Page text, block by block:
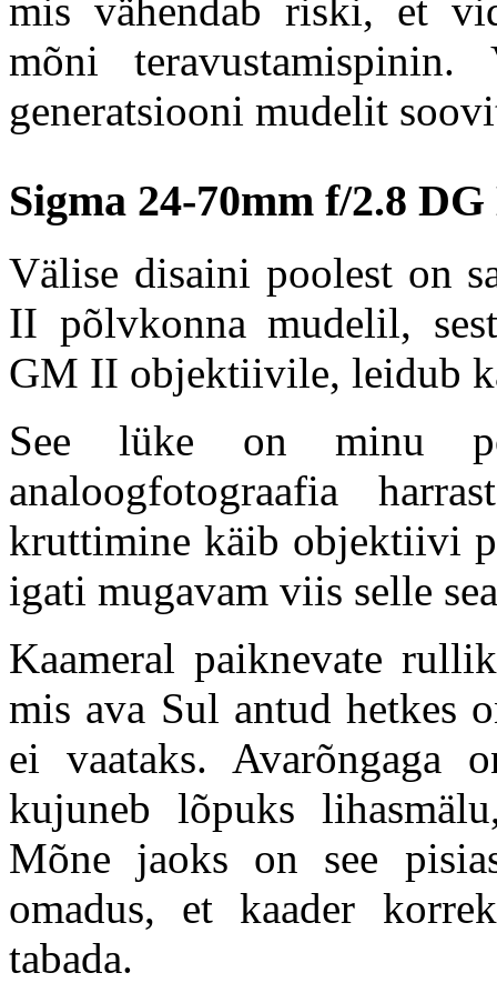
mis vähendab riski, et
mõni
generatsiooni mudelit
Sigma 24-70mm f/2.8
Välise disaini poolest on
II põlvkonna mudelil,
GM II objektiivile, leidub
See lüke on minu
analoogfotograafia
kruttimine käib objektiivi
igati mugavam viis selle
Kaameral paiknevate
mis ava Sul antud hetkes
ei vaataks. Avarõngaga
kujuneb lõpuks
Mõne jaoks on see
omadus, et kaader
tabada.